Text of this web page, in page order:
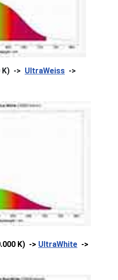
K) -> UltraWeiss ->
K) -> UltraWhite ->